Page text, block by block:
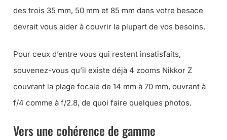
des trois 35 mm, 50 mm et 85 mm dans votre besace
devrait vous aider à couvrir la plupart de vos besoins.
Pour ceux d’entre vous qui restent insatisfaits,
souvenez-vous qu’il existe déjà 4 zooms Nikkor Z
couvrant la plage focale de 14 mm à 70 mm, ouvrant à
f/4 comme à f/2.8, de quoi faire quelques photos.
Vers une cohérence de gamme